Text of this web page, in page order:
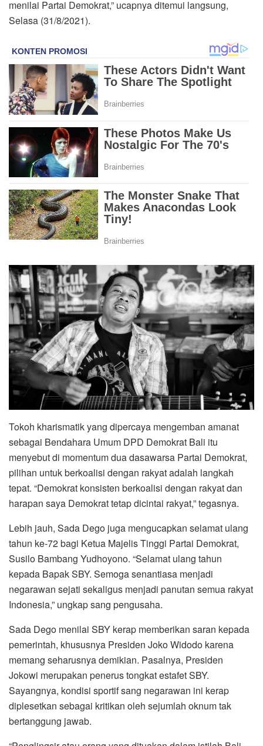
menilai Partai Demokrat,” ucapnya ditemui langsung,
Selasa (31/8/2021).
Tokoh kharismatik yang dipercaya mengemban amanat
sebagai Bendahara Umum DPD Demokrat Bali itu
menyebut di momentum dua dasawarsa Partai Demokrat,
pilihan untuk berkoalisi dengan rakyat adalah langkah
tepat. “Demokrat konsisten berkoalisi dengan rakyat dan
harapan saya Demokrat tetap dicintai rakyat,” tegasnya.
Lebih jauh, Sada Dego juga mengucapkan selamat ulang
tahun ke-72 bagi Ketua Majelis Tinggi Partai Demokrat,
Susilo Bambang Yudhoyono. “Selamat ulang tahun
kepada Bapak SBY. Semoga senantiasa menjadi
negarawan sejati sekaligus menjadi panutan semua rakyat
Indonesia,” ungkap sang pengusaha.
Sada Dego menilai SBY kerap memberikan saran kepada
pemerintah, khususnya Presiden Joko Widodo karena
memang seharusnya demikian. Pasalnya, Presiden
Jokowi merupakan penerus tongkat estafet SBY.
Sayangnya, kondisi sportif sang negarawan ini kerap
diplesetkan sebagai kritikan oleh sejumlah oknum tak
bertanggung jawab.